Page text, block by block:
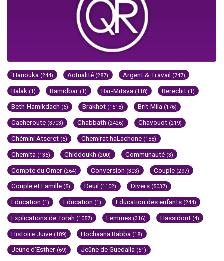
'Hanouka (244) Actualité (287) Argent & Travail (747)
Balak (1) Bamidbar (1) Bar-Mitsva (118) Berechit (1)
Beth-Hamikdach (6) Brakhot (1518) Brit-Mila (176)
Cacheroute (3703) Chabbath (2426) Chavouot (219)
Chémini Atseret (5) Chemirat haLachone (188)
Chemita (135) Chiddoukh (200) Communauté (3)
Compte du Omer (264) Conversion (303) Couple (297)
Couple et Famille (5) Deuil (1102) Divers (5037)
Education (1) Education (1) Education des enfants (244)
Explications de Torah (1057) Femmes (316) Hassidout (4)
Histoire Juive (189) Hochaana Rabba (18)
Jeûne d'Esther (69) Jeûne de Guedalia (51)